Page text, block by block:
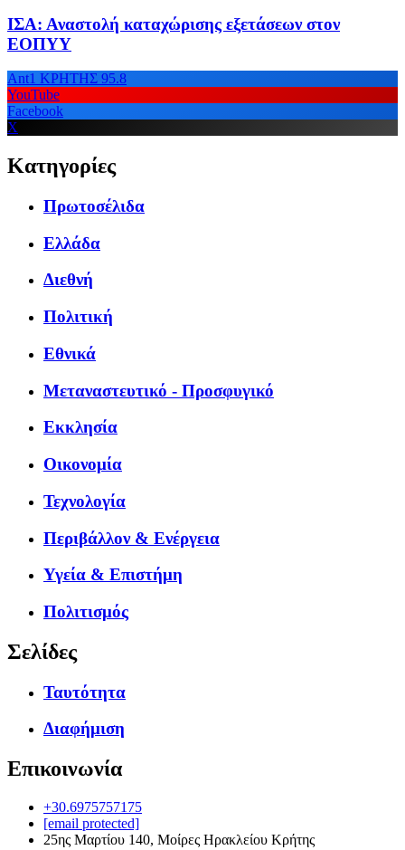
ΙΣΑ: Αναστολή καταχώρισης εξετάσεων στον
ΕΟΠΥΥ
Ant1 ΚΡΗΤΗΣ 95.8
YouTube
Facebook
X
Κατηγορίες
Πρωτοσέλιδα
Ελλάδα
Διεθνή
Πολιτική
Εθνικά
Μεταναστευτικό - Προσφυγικό
Εκκλησία
Οικονομία
Τεχνολογία
Περιβάλλον & Ενέργεια
Υγεία & Επιστήμη
Πολιτισμός
Σελίδες
Ταυτότητα
Διαφήμιση
Επικοινωνία
+30.6975757175
[email protected]
25ης Μαρτίου 140, Μοίρες Ηρακλείου Κρήτης